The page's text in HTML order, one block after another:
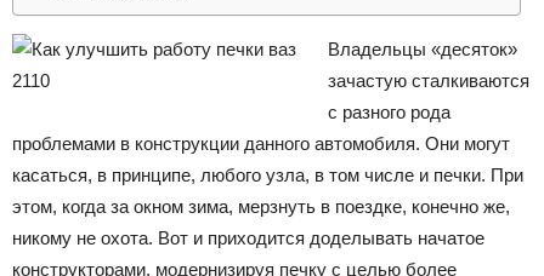
Владельцы «десяток»
зачастую сталкиваются
с разного рода
проблемами в конструкции данного автомобиля. Они могут
касаться, в принципе, любого узла, в том числе и печки. При
этом, когда за окном зима, мерзнуть в поездке, конечно же,
никому не охота. Вот и приходится доделывать начатое
конструкторами, модернизируя печку с целью более